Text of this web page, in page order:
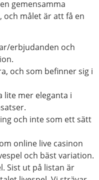
gemensamma
målet är att få en
erbjudanden och
och som befinner sig i
lite mer eleganta i
och inte som ett sätt
online live casinon
och bäst variation.
Sist ut på listan är